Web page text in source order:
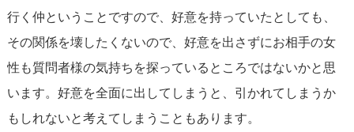
行く仲ということですので、好意を持っていたとしても、
その関係を壊したくないので、好意を出さずにお相手の女
性も質問者様の気持ちを探っているところではないかと思
います。好意を全面に出してしまうと、引かれてしまうか
もしれないと考えてしまうこともあります。